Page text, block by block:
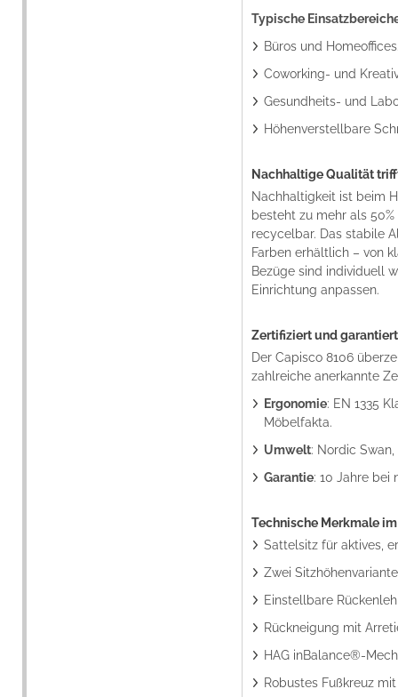
Typische
Büros und
Coworking- und
Gesundheits- und
Höhenverstellbare
Nachhaltige Qualität
Nachhaltigkeit ist beim
besteht zu mehr als
recycelbar. Das stabile
Farben erhältlich – von
Bezüge sind individuell
Einrichtung anpassen.
Zertifiziert und
Der Capisco 8106
zahlreiche anerkannte
Ergonomie: EN 1335
Möbelfakta.
Umwelt: Nordic Swan,
Garantie: 10 Jahre bei
Technische Merkmale
Sattelsitz für aktives,
Zwei
Einstellbare
Rückneigung mit
HAG inBalance®-
Robustes Fußkreuz